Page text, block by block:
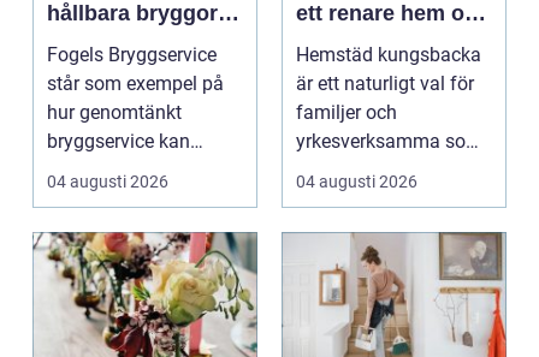
hållbara bryggor
året runt
Fogels Bryggservice
står som exempel på
hur genomtänkt
bryggservice kan
förvan...
04 augusti 2026
ett renare hem och
en lugnare vardag
Hemstäd kungsbacka
är ett naturligt val för
familjer och
yrkesverksamma som
vill ha ett rent hem
04 augusti 2026